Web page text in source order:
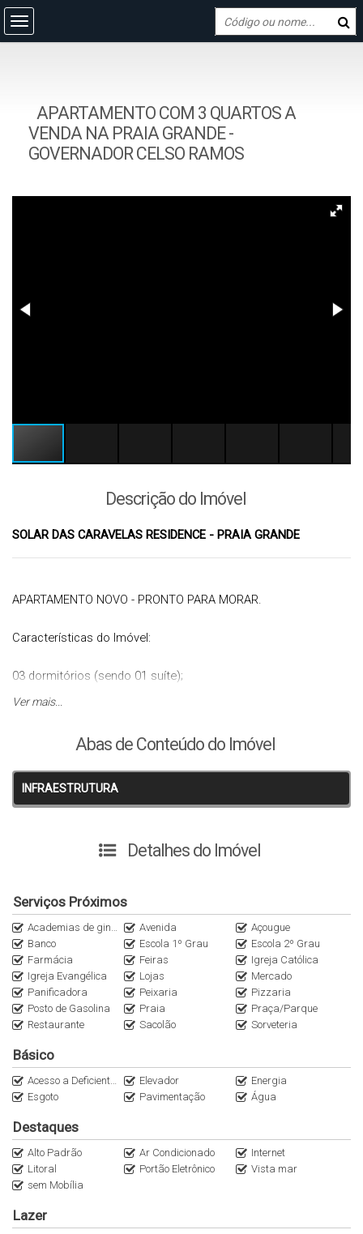
APARTAMENTO COM 3 QUARTOS A
VENDA NA PRAIA GRANDE -
GOVERNADOR CELSO RAMOS
Descrição do Imóvel
SOLAR DAS CARAVELAS RESIDENCE - PRAIA GRANDE
APARTAMENTO NOVO - PRONTO PARA MORAR.
Características do Imóvel:
03 dormitórios (sendo 01 suíte);
cozinha/serviço;
sacada com churrasqueira;
01 banheiro social;
01 vaga de garagem; e
01 hobby box;
O Apartamento possui 73,39m² de área privativa.
O empreendimento oferece ainda:
área social;
hall de entrada mobiliado;
salão de festas mobiliado;
piscina;
espaço kids;
Sensor de presença nas áreas comuns;
Imóvel ideal para quem procura morar com tranquilidade,
próximo da praia, sem falar do excelente investimento.
Também é possível fazer do imóvel uma boa fonte de renda
com locação de temporada.
Agende sua visita e venha conhecer este lindo apartamento
pessoalmente.
Ver mais...
Abas de Conteúdo do Imóvel
INFRAESTRUTURA
Detalhes do Imóvel
Serviços Próximos
Academias de ginástica Avenida
Açougue
Banco
Escola 1º Grau
Escola 2º Grau
Farmácia
Feiras
Igreja Católica
Igreja Evangélica
Lojas
Mercado
Panificadora
Peixaria
Pizzaria
Posto de Gasolina
Praia
Praça/Parque
Restaurante
Sacolão Sorveteria
Básico
Acesso a Deficientes Elevador
Energia
Esgoto
Pavimentação Água
Destaques
Alto Padrão Ar Condicionado
Internet
Litoral
Portão Eletrônico
Vista mar
sem Mobília
Lazer